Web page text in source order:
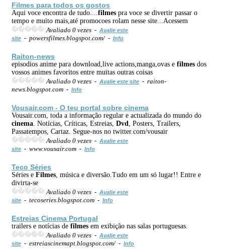
Filmes para todos os gostos
Aqui voce encontra de tudo.... filmes pra voce se divertir passar o
tempo e muito mais,até promocoes rolam nesse site...Acessem
Avaliado 0 vezes - Avalie este
site - powersfilmes.blogspot.com/ - Info
Raiton-news
episodios anime para download,live actions,manga,ovas e filmes dos
vossos animes favoritos entre muitas outras coisas
Avaliado 0 vezes - Avalie este site - raiton-
news.blogspot.com - Info
Vousair.com - O teu portal sobre cinema
Vousair.com, toda a informação regular e actualizada do mundo do
cinema . Notícias, Críticas, Estreias, Dvd
, Posters, Trailers,
Passatempos, Cartaz. Segue-nos no twitter.com/vousair
Avaliado 0 vezes - Avalie este
site - www.vousair.com - Info
Teco Séries
Séries e Filmes , música e diversão.Tudo em um só lugar!! Entre e
divirta-se
Avaliado 0 vezes - Avalie este
site - tecoseries.blogspot.com - Info
Estreias Cinema Portugal
trailers e notícias de filmes em exibição nas salas portuguesas.
Avaliado 0 vezes - Avalie este
site - estreiascinemapt.blogspot.com/ - Info